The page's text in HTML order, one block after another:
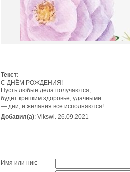
Текст:
С ДНЁМ РОЖДЕНИЯ!
Пусть любые дела получаются,
будет крепким здоровье, удачными
— дни, и желания все исполняются!
Добавил(а): Vikswi. 26.09.2021
Имя или ник: